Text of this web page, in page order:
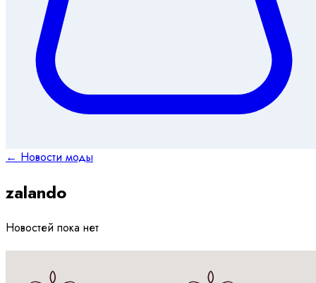
← Новости моды
zalando
Новостей пока нет